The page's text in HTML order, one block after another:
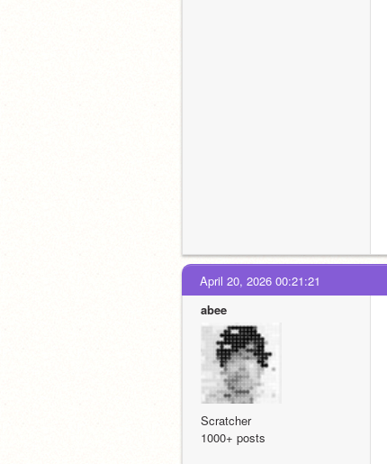
April 20, 2026 00:21:21
abee
Scratcher
1000+ posts